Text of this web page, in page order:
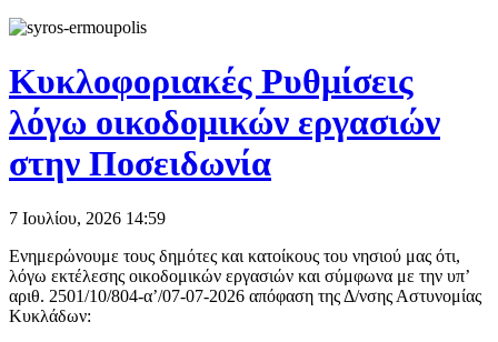
Κυκλοφοριακές Ρυθμίσεις
λόγω οικοδομικών εργασιών
στην Ποσειδωνία
7 Ιουλίου, 2026 14:59
Ενημερώνουμε τους δημότες και κατοίκους του νησιού μας ότι,
λόγω εκτέλεσης οικοδομικών εργασιών και σύμφωνα με την υπ’
αριθ. 2501/10/804-α’/07-07-2026 απόφαση της Δ/νσης Αστυνομίας
Κυκλάδων: